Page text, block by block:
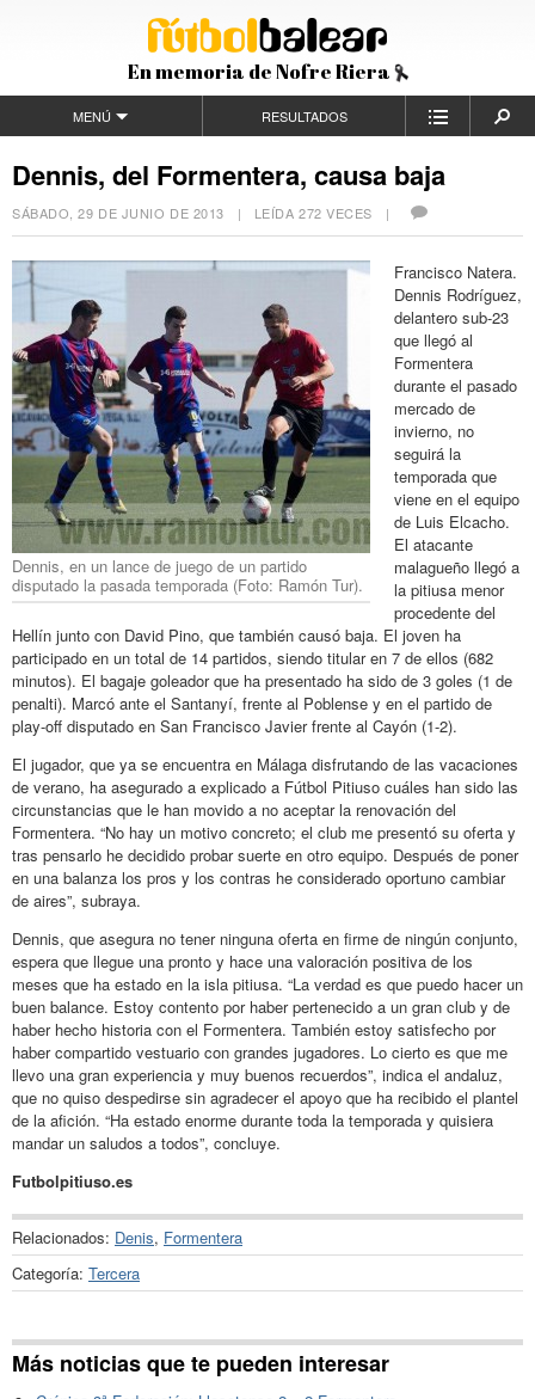
En memoria de Nofre Riera
MENÚ RESULTADOS
Dennis, del Formentera, causa baja
SÁBADO, 29 DE JUNIO DE 2013 | LEÍDA 272 VECES |
Dennis, en un lance de juego de un partido
disputado la pasada temporada (Foto: Ramón Tur).
Francisco Natera.
Dennis Rodríguez,
delantero sub-23
que llegó al
Formentera
durante el pasado
mercado de
invierno, no
seguirá la
temporada que
viene en el equipo
de Luis Elcacho.
El atacante
malagueño llegó a
la pitiusa menor
procedente del
Hellín junto con David Pino, que también causó baja. El joven ha
participado en un total de 14 partidos, siendo titular en 7 de ellos (682
minutos). El bagaje goleador que ha presentado ha sido de 3 goles (1 de
penalti). Marcó ante el Santanyí, frente al Poblense y en el partido de
play-off disputado en San Francisco Javier frente al Cayón (1-2).
El jugador, que ya se encuentra en Málaga disfrutando de las vacaciones
de verano, ha asegurado a explicado a Fútbol Pitiuso cuáles han sido las
circunstancias que le han movido a no aceptar la renovación del
Formentera. “No hay un motivo concreto; el club me presentó su oferta y
tras pensarlo he decidido probar suerte en otro equipo. Después de poner
en una balanza los pros y los contras he considerado oportuno cambiar
de aires”, subraya.
Dennis, que asegura no tener ninguna oferta en firme de ningún conjunto,
espera que llegue una pronto y hace una valoración positiva de los
meses que ha estado en la isla pitiusa. “La verdad es que puedo hacer un
buen balance. Estoy contento por haber pertenecido a un gran club y de
haber hecho historia con el Formentera. También estoy satisfecho por
haber compartido vestuario con grandes jugadores. Lo cierto es que me
llevo una gran experiencia y muy buenos recuerdos”, indica el andaluz,
que no quiso despedirse sin agradecer el apoyo que ha recibido el plantel
de la afición. “Ha estado enorme durante toda la temporada y quisiera
mandar un saludos a todos”, concluye.
Futbolpitiuso.es
Relacionados: Denis, Formentera
Categoría: Tercera
Más noticias que te pueden interesar